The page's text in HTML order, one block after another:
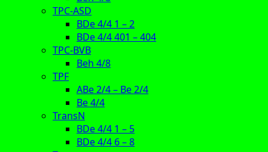
TPC-ASD
BDe 4/4 1 – 2
BDe 4/4 401 – 404
TPC-BVB
Beh 4/8
TPF
ABe 2/4 – Be 2/4
Be 4/4
TransN
BDe 4/4 1 – 5
BDe 4/4 6 – 8